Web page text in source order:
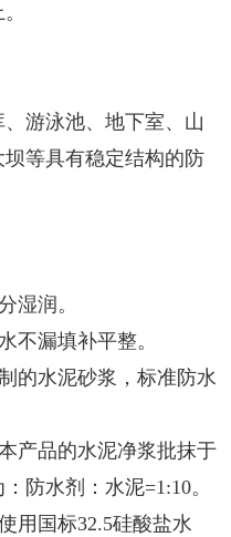
游泳池、地下室、山
等具有稳定结构的防
湿润。
不漏填补平整。
的水泥砂浆，标准防水
产品的水泥净浆批抹于
防水剂：水泥=1:10。
用国标32.5硅酸盐水